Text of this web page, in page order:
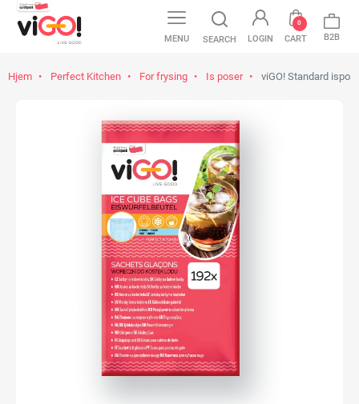
MENU SEARCH LOGIN CART
0
B2B
Hjem Perfect Kitchen For frysing Is poser viGO! Standard